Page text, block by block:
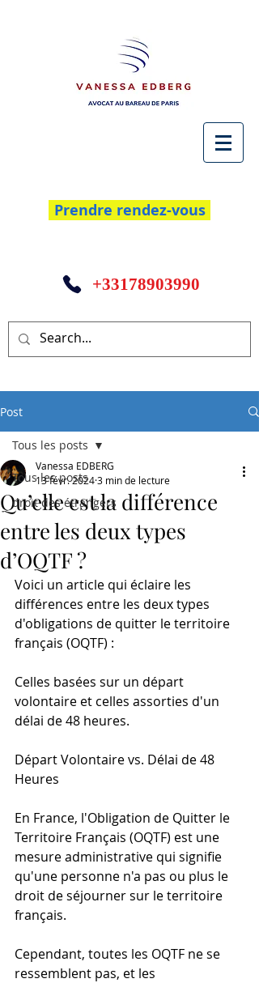
Prendre rendez-vous
+33178903990
Post
Tous les posts
droit des étrangers
Tous les posts
Qu’elle est la différence
entre les deux types
d’OQTF ?
Vanessa EDBERG
13 févr. 20243 min de lecture
Voici un article qui éclaire les
différences entre les deux types
d'obligations de quitter le territoire
français (OQTF) :
Celles basées sur un départ
volontaire et celles assorties d'un
délai de 48 heures.
Départ Volontaire vs. Délai de 48
Heures
En France, l'Obligation de Quitter le
Territoire Français (OQTF) est une
mesure administrative qui signifie
qu'une personne n'a pas ou plus le
droit de séjourner sur le territoire
français.
Cependant, toutes les OQTF ne se
ressemblent pas, et les